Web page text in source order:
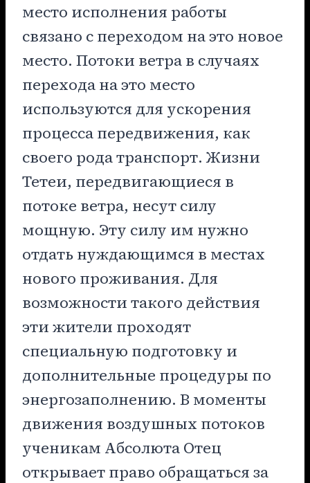
место исполнения работы
связано с переходом на это новое
место. Потоки ветра в случаях
перехода на это место
используются для ускорения
процесса передвижения, как
своего рода транспорт. Жизни
Тетеи, передвигающиеся в
потоке ветра, несут силу
мощную. Эту силу им нужно
отдать нуждающимся в местах
нового проживания. Для
возможности такого действия
эти жители проходят
специальную подготовку и
дополнительные процедуры по
энергозаполнению. В моменты
движения воздушных потоков
ученикам Абсолюта Отец
открывает право обращаться за